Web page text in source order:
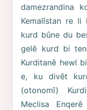
damezrandina
Kemalîstan re
kurd bûne du
gelê kurd bi
Kurditanê hewl
e, ku divêt
(otonomî)
Meclisa